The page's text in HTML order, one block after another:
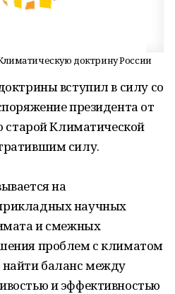
доктрину России
вступил в силу со
президента от
старой Климатической
силу.
на
научных
и смежных
проблем с климатом
баланс между
и эффективностью